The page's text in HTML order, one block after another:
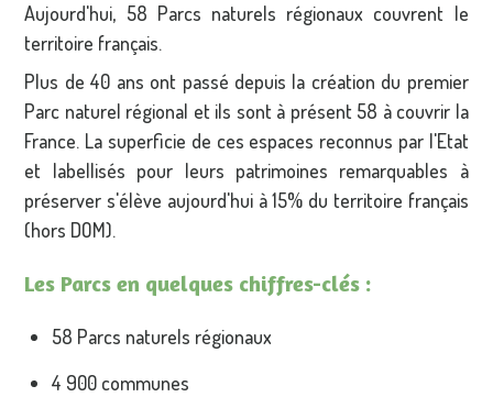
Aujourd'hui, 58 Parcs naturels régionaux couvrent le
territoire français.
Plus de 40 ans ont passé depuis la création du premier
Parc naturel régional et ils sont à présent 58 à couvrir la
France. La superficie de ces espaces reconnus par l'Etat
et labellisés pour leurs patrimoines remarquables à
préserver s'élève aujourd'hui à 15% du territoire français
(hors DOM).
Les Parcs en quelques chiffres-clés :
58 Parcs naturels régionaux
4 900 communes